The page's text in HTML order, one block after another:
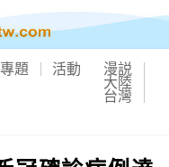
專題 活動 漫説
大陸
台灣